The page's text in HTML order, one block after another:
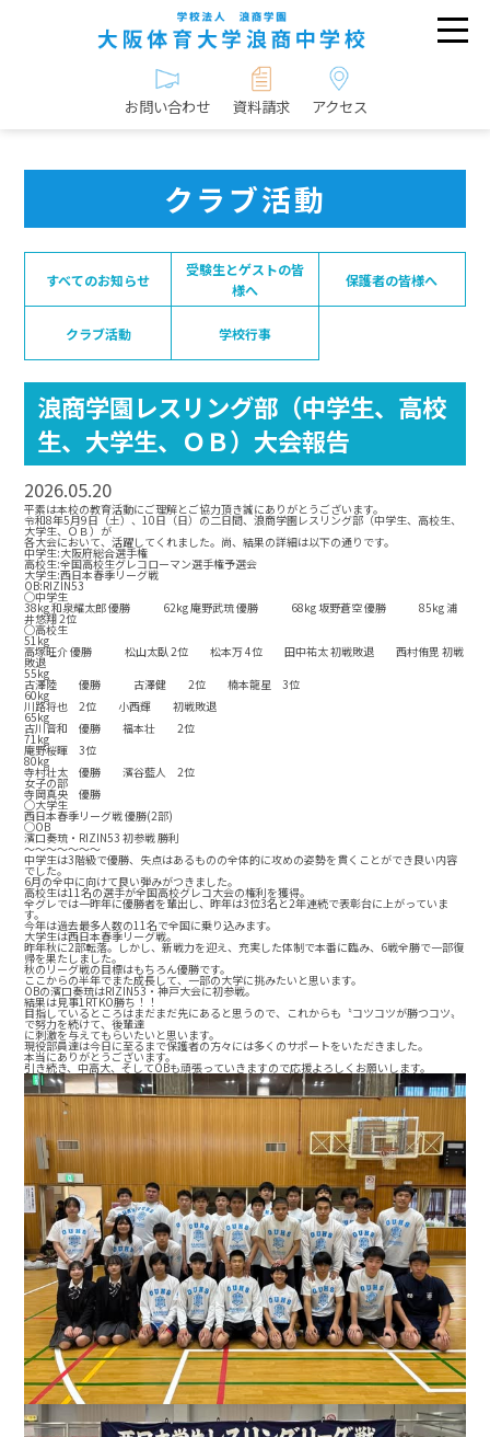
お問い合わせ 資料請求 アクセス
クラブ活動
すべてのお知らせ
受験生とゲストの皆
様へ
保護者の皆様へ
クラブ活動 学校行事
浪商学園レスリング部（中学生、高校
生、大学生、ＯＢ）大会報告
2026.05.20
平素は本校の教育活動にご理解とご協力頂き誠にありがとうございます。
令和8年5月9日（土）、10日（日）の二日間、浪商学園レスリング部（中学生、高校生、
大学生、ＯＢ）が
各大会において、活躍してくれました。尚、結果の詳細は以下の通りです。
中学生:大阪府総合選手権
高校生:全国高校生グレコローマン選手権予選会
大学生:西日本春季リーグ戦
OB:RIZIN53
◯中学生
38kg 和泉耀太郎 優勝 62kg 庵野武琉 優勝 68kg 坂野蒼空 優勝 85kg 浦
井悠翔 2位
◯高校生
51kg
高塚旺介 優勝 松山太臥 2位 松本万 4位 田中祐太 初戦敗退 西村侑毘 初戦
敗退
55kg
古澤陸 優勝 古澤健 2位 楠本龍星 3位
60kg
川路将也 2位 小西輝 初戦敗退
65kg
古川音和 優勝 福本壮 2位
71kg
庵野桜暉 3位
80kg
寺村壮太 優勝 濱谷藍人 2位
女子の部
寺岡真央 優勝
◯大学生
西日本春季リーグ戦 優勝(2部)
◯OB
濱口奏琉・RIZIN53 初参戦 勝利
〜〜〜〜〜〜〜
中学生は3階級で優勝、失点はあるものの全体的に攻めの姿勢を貫くことができ良い内容
でした。
6月の全中に向けて良い弾みがつきました。
高校生は11名の選手が全国高校グレコ大会の権利を獲得。
全グレでは一昨年に優勝者を輩出し、昨年は3位3名と2年連続で表彰台に上がっていま
す。
今年は過去最多人数の11名で全国に乗り込みます。
大学生は西日本春季リーグ戦。
昨年秋に2部転落。しかし、新戦力を迎え、充実した体制で本番に臨み、6戦全勝で一部復
帰を果たしました。
秋のリーグ戦の目標はもちろん優勝です。
ここからの半年でまた成長して、一部の大学に挑みたいと思います。
OBの濱口奏琉はRIZIN53・神戸大会に初参戦。
結果は見事1RTKO勝ち！！
目指しているところはまだまだ先にあると思うので、これからも〝コツコツが勝つコツ〟
で努力を続けて、後輩達
に刺激を与えてもらいたいと思います。
現役部員達は今日に至るまで保護者の方々には多くのサポートをいただきました。
本当にありがとうございます。
引き続き、中高大、そしてOBも頑張っていきますので応援よろしくお願いします。